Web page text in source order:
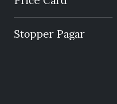
Stopper Pagar